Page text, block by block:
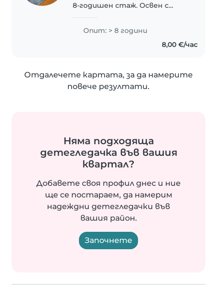
8-годишен стаж. Освен с
деца със специални нужди,
Опит: > 8 години
8,00 €/час
Отдалечете картата, за да намерите
повече резултати.
Няма подходяща
детегледачка във вашия
квартал?
Добавете своя профил днес и ние
ще се постараем, да намерим
надеждни детегледачки във
вашия район.
Започнете